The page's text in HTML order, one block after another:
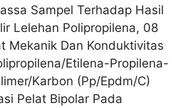
Sampel Terhadap Hasil
Lelehan Polipropilena, 08
Mekanik Dan Konduktivitas
Etilena-Propilena-
Karbon (Pp/Epdm/C)
Pelat Bipolar Pada